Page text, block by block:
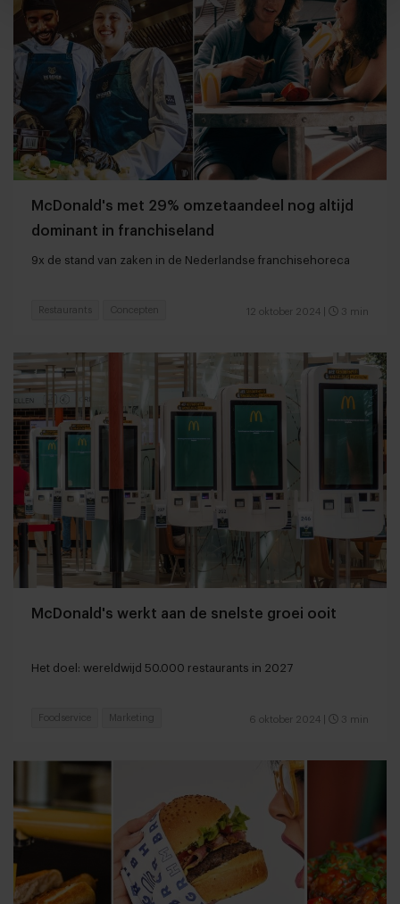
McDonald's met 29% omzetaandeel nog altijd
dominant in franchiseland
9x de stand van zaken in de Nederlandse franchisehoreca
12 oktober 2024 3 min
Restaurants Concepten
McDonald's werkt aan de snelste groei ooit
Het doel: wereldwijd 50.000 restaurants in 2027
6 oktober 2024 3 min
Foodservice Marketing